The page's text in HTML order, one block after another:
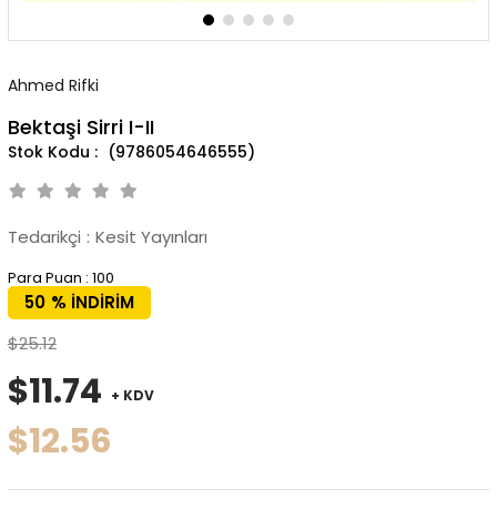
Ahmed Rifki
Bektaşi Sirri I-II
(9786054646555)
Tedarikçi : Kesit Yayınları
Para Puan : 100
%
50
İNDIRIM
$25.12
$11.74 + KDV
$12.56